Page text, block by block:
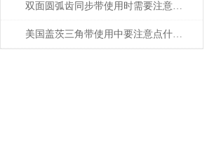
双面圆弧齿同步带使用时需要注意些什么？
美国盖茨三角带使用中要注意点什么？